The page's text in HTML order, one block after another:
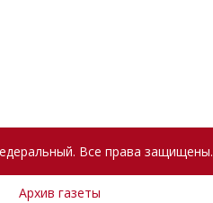
Все права защищены.
Архив газеты